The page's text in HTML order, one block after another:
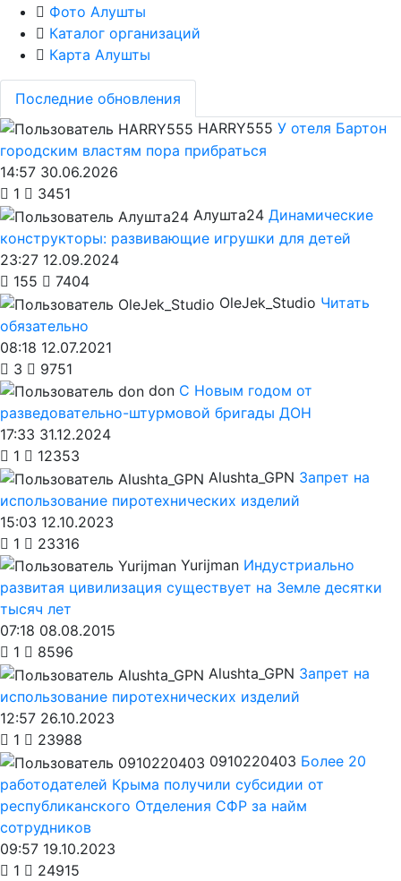
Фото Алушты
Каталог организаций
Карта Алушты
Последние обновления
HARRY555 У отеля Бартон
городским властям пора прибраться
14:57 30.06.2026
1
3451
Алушта24 Динамические
конструкторы: развивающие игрушки для детей
23:27 12.09.2024
155
7404
OleJek_Studio Читать
обязательно
08:18 12.07.2021
3
9751
don С Новым годом от
разведовательно-штурмовой бригады ДОН
17:33 31.12.2024
1
12353
Alushta_GPN Запрет на
использование пиротехнических изделий
15:03 12.10.2023
1
23316
Yurijman Индустриально
развитая цивилизация существует на Земле десятки
тысяч лет
07:18 08.08.2015
1
8596
Alushta_GPN Запрет на
использование пиротехнических изделий
12:57 26.10.2023
1
23988
0910220403 Более 20
работодателей Крыма получили субсидии от
республиканского Отделения СФР за найм
сотрудников
09:57 19.10.2023
1
24915